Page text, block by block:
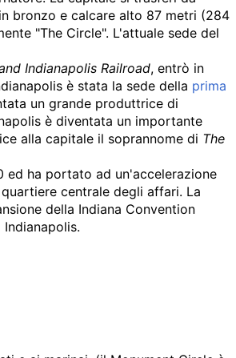
bronzo e calcare alto 87 metri (284
"The Circle". L'attuale sede del
Indianapolis Railroad, entrò in
è stata la sede della prima
un grande produttrice di
è diventata un importante
alla capitale il soprannome di The
ed ha portato ad un'accelerazione
centrale degli affari. La
della Indiana Convention